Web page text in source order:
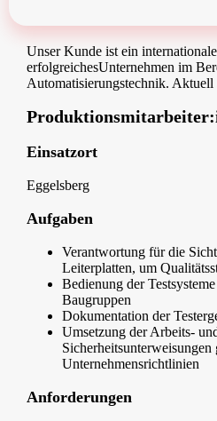
Unser Kunde ist ein
erfolgreichesUnternehmen im
Automatisierungstechnik. Aktuell
Einsatzort
Eggelsberg
Aufgaben
Verantwortung für die
Leiterplatten, um
Bedienung der
Baugruppen
Dokumentation der
Umsetzung der Arbeits-
Sicherheitsunterweisungen
Unternehmensrichtlinien
Anforderungen